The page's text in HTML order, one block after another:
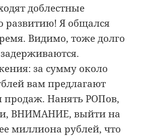
доблестные
развитию! Я общался
Видимо, тоже долго
за сумму около
вам предлагают
продаж. Нанять РОПов,
ВНИМАНИЕ, выйти на
миллиона рублей, что